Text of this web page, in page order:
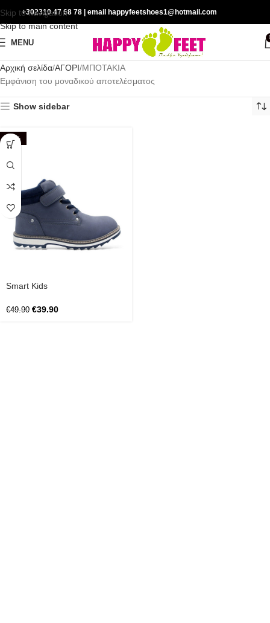
Skip to navigation
Skip to main content
+302310 47 68 78 | email happyfeetshoes1@hotmail.com
MENU
Αρχική σελίδα ΑΓΟΡΙ ΜΠΟΤΑΚΙΑ
Εμφάνιση του μοναδικού αποτελέσματος
Show sidebar
-20%
Smart Kids
€49.90 €39.90